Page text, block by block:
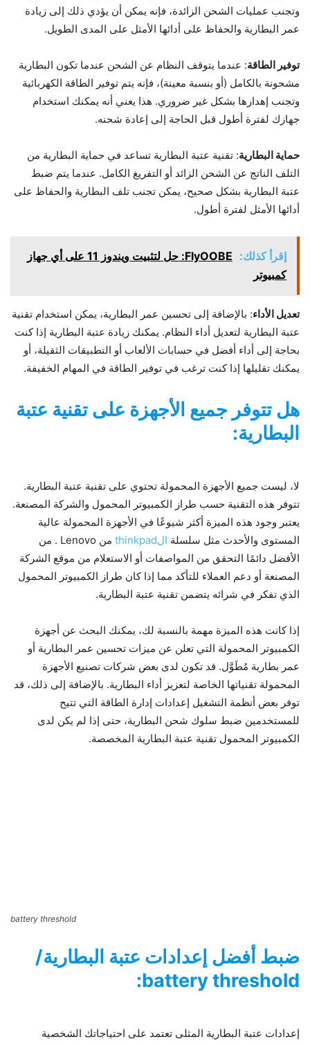
وتجنب عمليات الشحن الزائدة، فإنه يمكن أن يؤدي ذلك إلى زيادة
عمر البطارية والحفاظ على أدائها الأمثل على المدى الطويل.
توفير الطاقة: عندما يتوقف النظام عن الشحن عندما تكون البطارية
مشحونة بالكامل (أو بنسبة معينة)، فإنه يتم توفير الطاقة الكهربائية
وتجنب إهدارها بشكل غير ضروري. هذا يعني أنه يمكنك استخدام
جهازك لفترة أطول قبل الحاجة إلى إعادة شحنه.
حماية البطارية: تقنية عتبة البطارية تساعد في حماية البطارية من
التلف الناتج عن الشحن الزائد أو التفريغ الكامل. عندما يتم ضبط
عتبة البطارية بشكل صحيح، يمكن تجنب تلف البطارية والحفاظ على
أدائها الأمثل لفترة أطول.
إقرأ كذلك:
FlyOOBE: حل لتثبيت ويندوز 11 على أي جهاز
كمبيوتر
تعديل الأداء: بالإضافة إلى تحسين عمر البطارية، يمكن استخدام تقنية
عتبة البطارية لتعديل أداء النظام. يمكنك زيادة عتبة البطارية إذا كنت
بحاجة إلى أداء أفضل في حسابات الألعاب أو التطبيقات الثقيلة، أو
يمكنك تقليلها إذا كنت ترغب في توفير الطاقة في المهام الخفيفة.
هل تتوفر جميع الأجهزة على تقنية عتبة
البطارية:
لا، ليست جميع الأجهزة المحمولة تحتوي على تقنية عتبة البطارية.
تتوفر هذه التقنية حسب طراز الكمبيوتر المحمول والشركة المصنعة.
يعتبر وجود هذه الميزة أكثر شيوعًا في الأجهزة المحمولة عالية
المستوى والأحدث مثل سلسلة الthinkpad
من Lenovo . من
الأفضل دائمًا التحقق من المواصفات أو الاستعلام من موقع الشركة
المصنعة أو دعم العملاء للتأكد مما إذا كان طراز الكمبيوتر المحمول
الذي تفكر في شرائه يتضمن تقنية عتبة البطارية.
إذا كانت هذه الميزة مهمة بالنسبة لك، يمكنك البحث عن أجهزة
الكمبيوتر المحمولة التي تعلن عن ميزات تحسين عمر البطارية أو
عمر بطارية مُطَوَّل. قد تكون لدى بعض شركات تصنيع الأجهزة
المحمولة تقنياتها الخاصة لتعزيز أداء البطارية. بالإضافة إلى ذلك، قد
توفر بعض أنظمة التشغيل إعدادات إدارة الطاقة التي تتيح
للمستخدمين ضبط سلوك شحن البطارية، حتى إذا لم يكن لدى
الكمبيوتر المحمول تقنية عتبة البطارية المخصصة.
battery threshold
ضبط أفضل إعدادات عتبة البطارية/
battery threshold:
إعدادات عتبة البطارية المثلى تعتمد على احتياجاتك الشخصية